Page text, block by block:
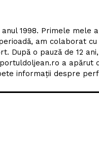
1998. Primele mele
am colaborat
După o pauză de 12
a apărut